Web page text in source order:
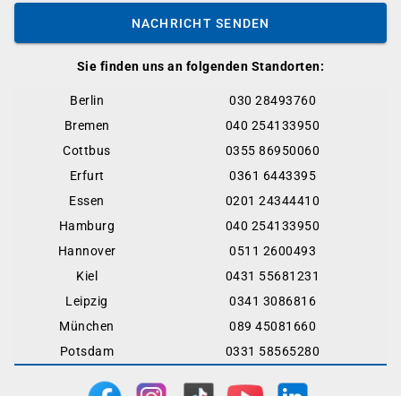
Sie finden uns an folgenden Standorten:
Berlin
030 28493760
Bremen
040 254133950
Cottbus
0355 86950060
Erfurt
0361 6443395
Essen
0201 24344410
Hamburg
040 254133950
Hannover
0511 2600493
Kiel
0431 55681231
Leipzig
0341 3086816
München
089 45081660
Potsdam
0331 58565280
NACHRICHT SENDEN